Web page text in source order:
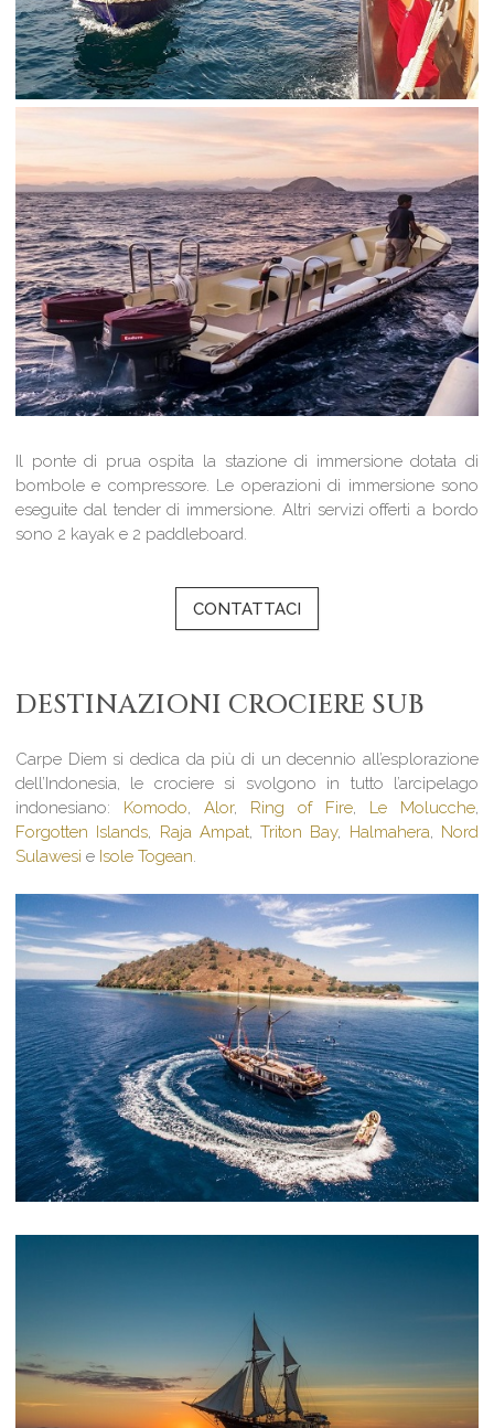
Il ponte di prua ospita la stazione di immersione dotata di
bombole e compressore. Le operazioni di immersione sono
eseguite dal tender di immersione. Altri servizi offerti a bordo
sono 2 kayak e 2 paddleboard.
CONTATTACI
DESTINAZIONI CROCIERE SUB
Carpe Diem si dedica da più di un decennio all’esplorazione
dell’Indonesia, le crociere si svolgono in tutto l’arcipelago
indonesiano: Komodo,Alor, Ring of Fire, Le Molucche,
Forgotten Islands, Raja Ampat,Triton Bay, Halmahera, Nord
Sulawesi e Isole Togean.